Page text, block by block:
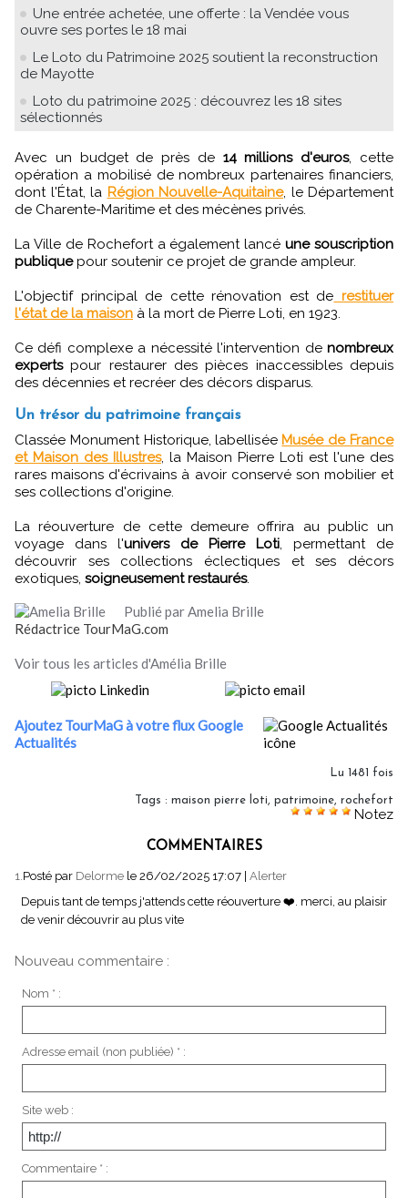
Une entrée achetée, une offerte : la Vendée vous
ouvre ses portes le 18 mai
Le Loto du Patrimoine 2025 soutient la reconstruction
de Mayotte
Loto du patrimoine 2025 : découvrez les 18 sites
sélectionnés
Avec un budget de près de14 millions d'euros, cette
opération a mobilisé de nombreux partenaires financiers,
dont l'État, la Région Nouvelle-Aquitaine, le Département
de Charente-Maritime et des mécènes privés.
La Ville de Rochefort a également lancéune souscription
publiquepour soutenir ce projet de grande ampleur.
L'objectif principal de cette rénovation est de restituer
l'état de la maison à la mort de Pierre Loti, en 1923.
Ce défi complexe a nécessité l'intervention de nombreux
expertspour restaurer des pièces inaccessibles depuis
des décennies et recréer des décors disparus.
Un trésor du patrimoine français
Classée Monument Historique, labellisée Musée de France
et Maison des Illustres, la Maison Pierre Loti est l'une des
rares maisons d'écrivains à avoir conservé son mobilier et
ses collections d'origine.
La réouverture de cette demeure offrira au public un
voyage dans l'univers de Pierre Loti, permettant de
découvrir ses collections éclectiques et ses décors
exotiques, soigneusement restaurés.
Publié par Amelia Brille
Rédactrice TourMaG.com
Voir tous les articles d'Amélia Brille
Ajoutez TourMaG à votre flux Google
Actualités
Lu 1481 fois
Tags : maison pierre loti, patrimoine, rochefort
Notez
COMMENTAIRES
1. Posté par Delorme le 26/02/2025 17:07 | Alerter
Depuis tant de temps j'attends cette réouverture ❤️. merci, au plaisir
de venir découvrir au plus vite
Nouveau commentaire :
Nom * :
Adresse email (non publiée) * :
Site web :
Commentaire * :